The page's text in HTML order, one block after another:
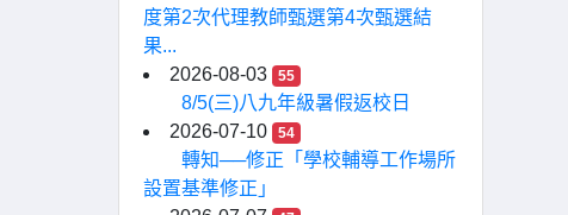
度第2次代理教師甄選第4次甄選結
果...
2026-08-03
55
8/5(三)八九年級暑假返校日
2026-07-10
54
轉知──修正「學校輔導工作場所
設置基準修正」